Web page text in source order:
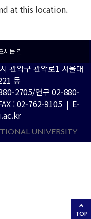
at this location.
TOP
시는 길
관악구 관악로1 서울대
동
2705/연구 02-880-
: 02-762-9105 | E-
UNIVERSITY